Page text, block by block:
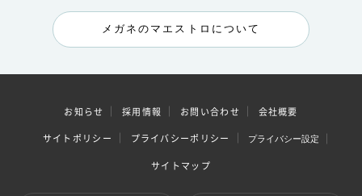
メガネのマエストロについて
お知らせ 採用情報 お問い合わせ 会社概要
サイトポリシー プライバシーポリシー プライバシー設定
サイトマップ